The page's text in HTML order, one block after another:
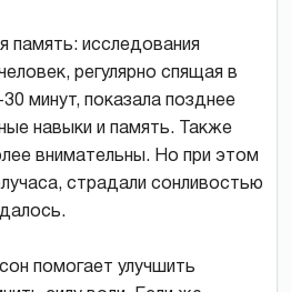
память: исследования
регулярно спящая в
минут, показала позднее
навыки и память. Также
внимательны. Но при этом
страдали сонливостью
помогает улучшить